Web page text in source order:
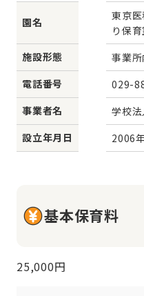
園名
東京
り保育
施設形態
事業
電話番号
029-
事業者名
学校
設立年月日
2006
基本保育料
25,000円